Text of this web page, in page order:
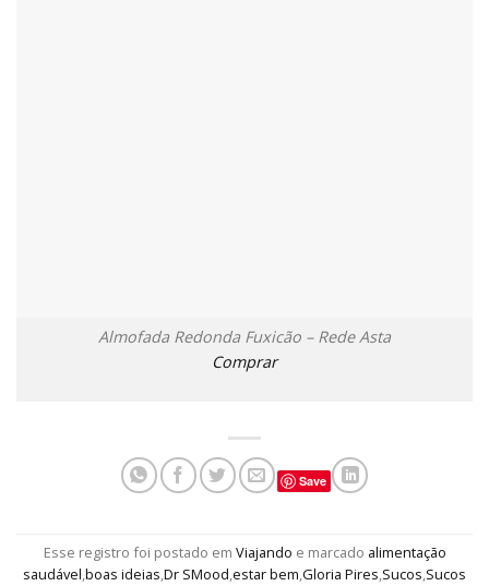
Almofada Redonda Fuxicão – Rede Asta
Comprar
Save
Esse registro foi postado em Viajando e marcado alimentação
saudável,boas ideias,Dr SMood,estar bem,Gloria Pires,Sucos,Sucos